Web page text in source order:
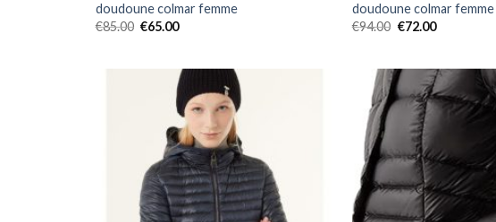
doudoune colmar femme
€85.00 €65.00
doudoune colmar femme
€94.00 €72.00